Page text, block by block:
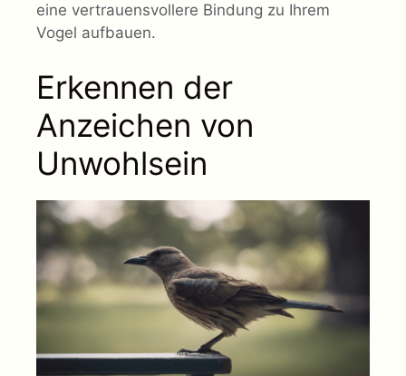
eine vertrauensvollere Bindung zu Ihrem
Vogel aufbauen.
Erkennen der
Anzeichen von
Unwohlsein